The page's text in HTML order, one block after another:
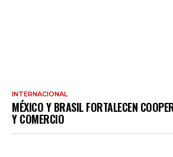
INTERNACIONAL
MÉXICO Y BRASIL FORTALECEN
Y COMERCIO